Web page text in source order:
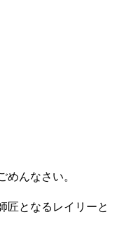
めんなさい。
匠となるレイリーと